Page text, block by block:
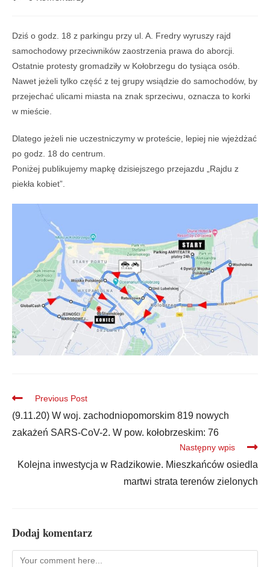
Dziś o godz. 18 z parkingu przy ul. A. Fredry wyruszy rajd
samochodowy przeciwników zaostrzenia prawa do aborcji.
Ostatnie protesty gromadziły w Kołobrzegu do tysiąca osób.
Nawet jeżeli tylko część z tej grupy wsiądzie do samochodów, by
przejechać ulicami miasta na znak sprzeciwu, oznacza to korki
w mieście.
Dlatego jeżeli nie uczestniczymy w proteście, lepiej nie wjeżdżać
po godz. 18 do centrum.
Poniżej publikujemy mapkę dzisiejszego przejazdu „Rajdu z
piekła kobiet”.
Previous Post
(9.11.20) W woj. zachodniopomorskim 819 nowych
zakażeń SARS-CoV-2. W pow. kołobrzeskim: 76
Następny wpis
Kolejna inwestycja w Radzikowie. Mieszkańców osiedla
martwi strata terenów zielonych
Dodaj komentarz